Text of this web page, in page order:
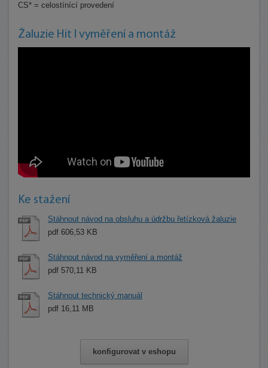
CS* = celostínící provedení
Žaluzie Hit I vyměření a montáž
Ke stažení
Stáhnout návod na obsluhu a údržbu řetízková žaluzie
pdf 606,53 KB
Stáhnout návod na vyměření a montáž
pdf 570,11 KB
Stáhnout technický manuál
pdf 16,11 MB
konfigurovat v eshopu